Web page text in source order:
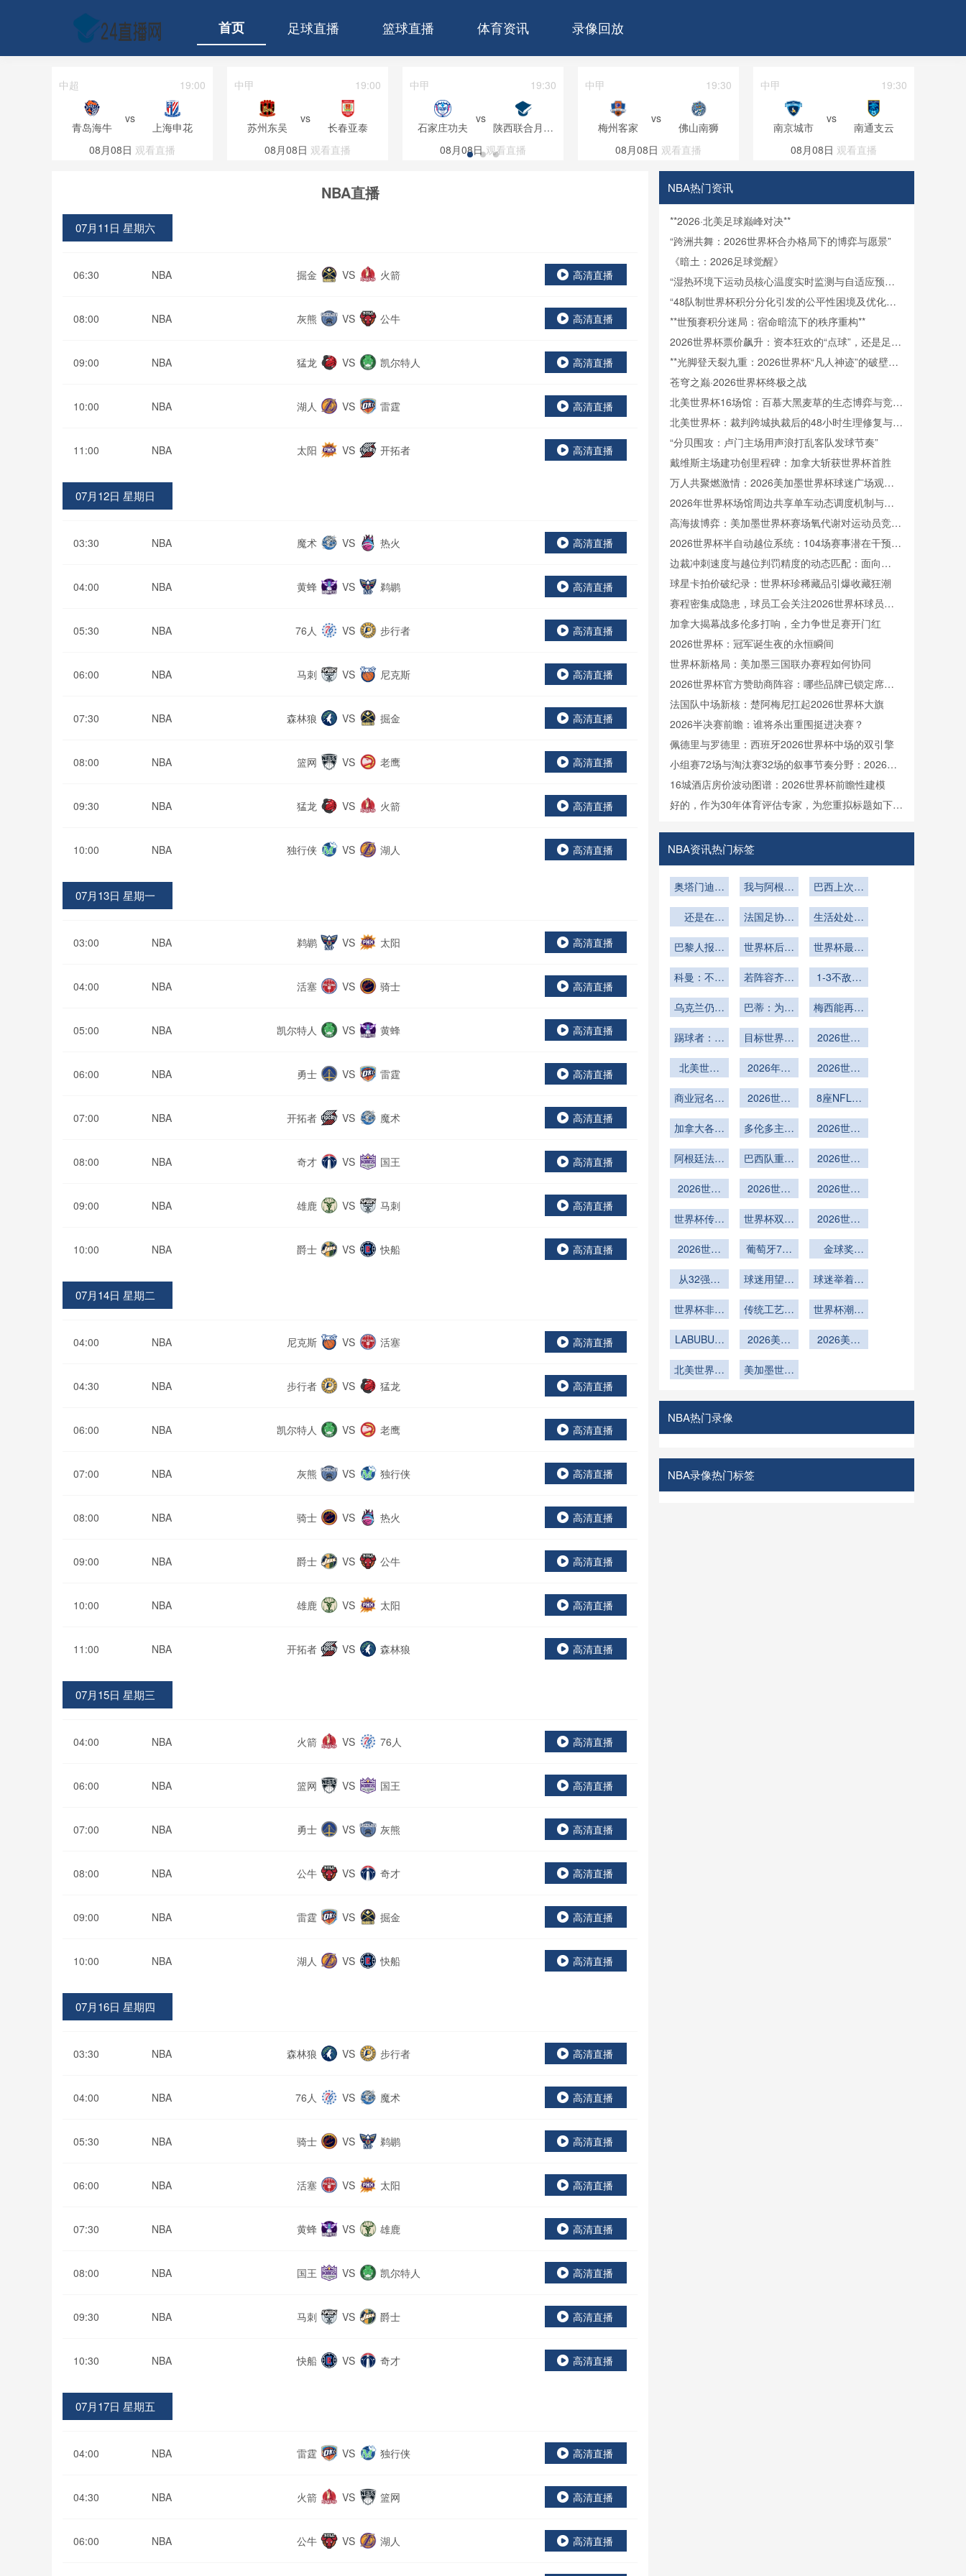
首页 足球直播 篮球直播 体育资讯 录像回放
中超 19:00
青岛海牛
vs
上海申花
08月08日 观看直播
中甲 19:00
苏州东吴
vs
长春亚泰
08月08日 观看直播
中甲 19:30
石家庄功夫
vs
陕西联合月亮
泊队
08月08日 观看直播
中甲 19:30
梅州客家
vs
佛山南狮
08月08日 观看直播
中甲 19:30
南京城市
vs
南通支云
08月08日 观看直播
NBA直播
07月11日 星期六
06:30 NBA 掘金 VS 火箭 高清直播
08:00 NBA 灰熊 VS 公牛 高清直播
09:00 NBA 猛龙 VS 凯尔特人 高清直播
10:00 NBA 湖人 VS 雷霆 高清直播
11:00 NBA 太阳 VS 开拓者 高清直播
07月12日 星期日
03:30 NBA 魔术 VS 热火 高清直播
04:00 NBA 黄蜂 VS 鹈鹕 高清直播
05:30 NBA 76人 VS 步行者 高清直播
06:00 NBA 马刺 VS 尼克斯 高清直播
07:30 NBA 森林狼 VS 掘金 高清直播
08:00 NBA 篮网 VS 老鹰 高清直播
09:30 NBA 猛龙 VS 火箭 高清直播
10:00 NBA 独行侠 VS 湖人 高清直播
07月13日 星期一
03:00 NBA 鹈鹕 VS 太阳 高清直播
04:00 NBA 活塞 VS 骑士 高清直播
05:00 NBA 凯尔特人 VS 黄蜂 高清直播
06:00 NBA 勇士 VS 雷霆 高清直播
07:00 NBA 开拓者 VS 魔术 高清直播
08:00 NBA 奇才 VS 国王 高清直播
09:00 NBA 雄鹿 VS 马刺 高清直播
10:00 NBA 爵士 VS 快船 高清直播
07月14日 星期二
04:00 NBA 尼克斯 VS 活塞 高清直播
04:30 NBA 步行者 VS 猛龙 高清直播
06:00 NBA 凯尔特人 VS 老鹰 高清直播
07:00 NBA 灰熊 VS 独行侠 高清直播
08:00 NBA 骑士 VS 热火 高清直播
09:00 NBA 爵士 VS 公牛 高清直播
10:00 NBA 雄鹿 VS 太阳 高清直播
11:00 NBA 开拓者 VS 森林狼 高清直播
07月15日 星期三
04:00 NBA 火箭 VS 76人 高清直播
06:00 NBA 篮网 VS 国王 高清直播
07:00 NBA 勇士 VS 灰熊 高清直播
08:00 NBA 公牛 VS 奇才 高清直播
09:00 NBA 雷霆 VS 掘金 高清直播
10:00 NBA 湖人 VS 快船 高清直播
07月16日 星期四
03:30 NBA 森林狼 VS 步行者 高清直播
04:00 NBA 76人 VS 魔术 高清直播
05:30 NBA 骑士 VS 鹈鹕 高清直播
06:00 NBA 活塞 VS 太阳 高清直播
07:30 NBA 黄蜂 VS 雄鹿 高清直播
08:00 NBA 国王 VS 凯尔特人 高清直播
09:30 NBA 马刺 VS 爵士 高清直播
10:30 NBA 快船 VS 奇才 高清直播
07月17日 星期五
04:00 NBA 雷霆 VS 独行侠 高清直播
04:30 NBA 火箭 VS 篮网 高清直播
06:00 NBA 公牛 VS 湖人 高清直播
NBA热门资讯
**2026·北美足球巅峰对决**
“跨洲共舞：2026世界杯合办格局下的博弈与愿景”
《暗土：2026足球觉醒》
“湿热环境下运动员核心温度实时监测与自适应预警
机制研究”
“48队制世界杯积分分化引发的公平性困境及优化路
径研究”
**世预赛积分迷局：宿命暗流下的秩序重构**
2026世界杯票价飙升：资本狂欢的“点球”，还是足球
灵魂的“红牌罚下”？
**光脚登天裂九重：2026世界杯“凡人神迹”的破壁史
诗**
苍穹之巅·2026世界杯终极之战
北美世界杯16场馆：百慕大黑麦草的生态博弈与竞技
重塑
北美世界杯：裁判跨城执裁后的48小时生理修复与竞
技状态重建策略
“分贝围攻：卢门主场用声浪打乱客队发球节奏”
戴维斯主场建功创里程碑：加拿大斩获世界杯首胜
万人共聚燃激情：2026美加墨世界杯球迷广场观赛
实录
2026年世界杯场馆周边共享单车动态调度机制与运
力配置优化方案研究
高海拔博弈：美加墨世界杯赛场氧代谢对运动员竞技
表现的动态调控研究
2026世界杯半自动越位系统：104场赛事潜在干预频
次预测
边裁冲刺速度与越位判罚精度的动态匹配：面向
2026世界杯的裁判训练参数优化
球星卡拍价破纪录：世界杯珍稀藏品引爆收藏狂潮
赛程密集成隐患，球员工会关注2026世界杯球员负
担
加拿大揭幕战多伦多打响，全力争世足赛开门红
2026世界杯：冠军诞生夜的永恒瞬间
世界杯新格局：美加墨三国联办赛程如何协同
2026世界杯官方赞助商阵容：哪些品牌已锁定席
位？
法国队中场新核：楚阿梅尼扛起2026世界杯大旗
2026半决赛前瞻：谁将杀出重围挺进决赛？
佩德里与罗德里：西班牙2026世界杯中场的双引擎
小组赛72场与淘汰赛32场的叙事节奏分野：2026北
美世界杯前瞻
16城酒店房价波动图谱：2026世界杯前瞻性建模
好的，作为30年体育评估专家，为您重拟标题如下：
斯-奔驰球场可开合屋顶的赛时动态管理机制全解**
NBA资讯热门标签
奥塔门迪：
我与阿根廷
别已成定局
巴西上次输
还是在
界杯不敌比
法国足协主
征程结束官
生活处处有
巴黎人报独
和法足协达
世界杯后接
世界杯最后
将上演：波
利；科索沃
科曼：不认
力
若阵容齐整
杯有竞争力
1-3不敌瑞
乌克兰仍然
第二次晋级
巴蒂：为没
纳而愧疚
梅西能再带
界杯
踢球者：穆
进行8小时
目标世界杯
2026世界
气：曼城中
间的创造力
北美世界
6席内加勒
名额分配深
2026年世
美地区美国
的第三极崛
2026世界
规则引热议
商业冠名与
碰撞
2026世界
转天然草面
8座NFL球
加拿大各地
世界杯派对
多伦多主办
赛事全城迎
2026世界
分析
阿根廷法国
鼎立
巴西队重建
2026世界
桑巴雄风
2026世界
2026世界
人规则能否
2026世界
预防能否更
世界杯传统
演头球帽子
世界杯双前
全队进球
2026世界
纪录
2026世界
率队卫冕
葡萄牙7号
历史射手王
金球奖
名归
从32强到
淘汰赛路径
世界杯前瞻
球迷用望远
镜头捕捉
球迷举着离
祝球队赢球
世界杯非遗
传统工艺碰
世界杯潮玩
线
LABUBU亮
购
2026美加
幕战开场哨
球关注
2026美加
引关注
北美世界杯
纽约的5小
时航程对球
美加墨世界
国海关通道
NBA热门录像
NBA录像热门标签